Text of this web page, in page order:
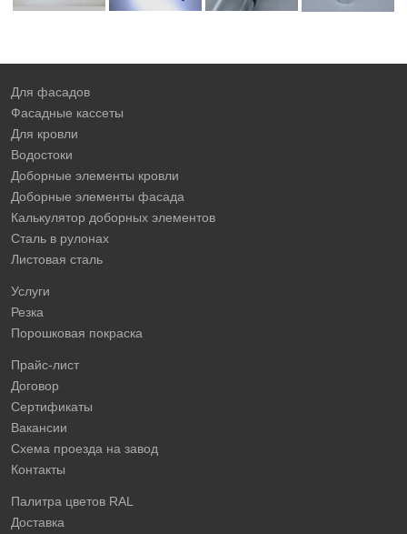
Для фасадов
Фасадные кассеты
Для кровли
Водостоки
Доборные элементы кровли
Доборные элементы фасада
Калькулятор доборных элементов
Сталь в рулонах
Листовая сталь
Услуги
Резка
Порошковая покраска
Прайс-лист
Договор
Сертификаты
Вакансии
Схема проезда на завод
Контакты
Палитра цветов RAL
Доставка